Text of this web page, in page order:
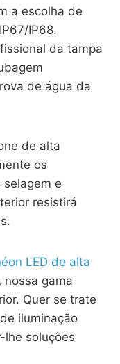
a escolha de
IP68.
da tampa
de água da
de alta
os
e
resistirá
LED de alta
nossa gama
Quer se trate
iluminação
lhe soluções